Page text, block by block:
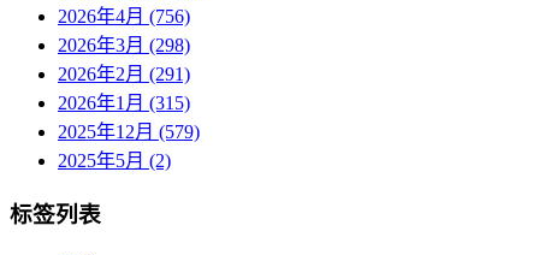
2026年4月 (756)
2026年3月 (298)
2026年2月 (291)
2026年1月 (315)
2025年12月 (579)
2025年5月 (2)
标签列表